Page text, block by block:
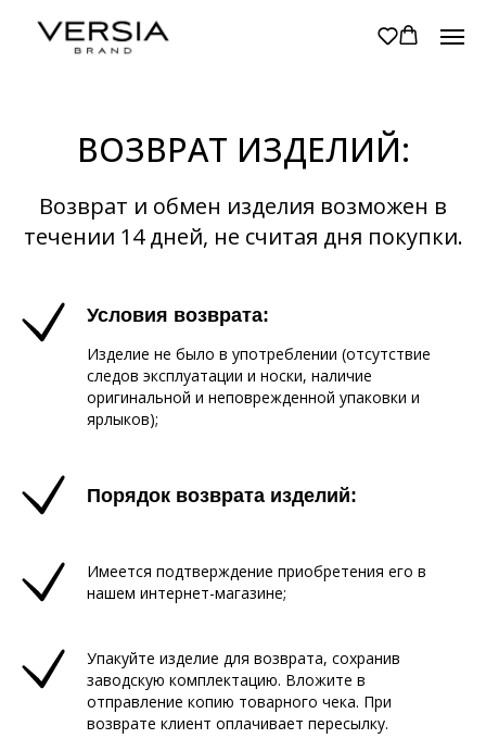
ВОЗВРАТ ИЗДЕЛИЙ:
Возврат и обмен изделия возможен в
течении 14 дней, не считая дня покупки.
Условия возврата:
Изделие не было в употреблении (отсутствие
следов эксплуатации и носки, наличие
оригинальной и неповрежденной упаковки и
ярлыков);
Порядок возврата изделий:
Имеется подтверждение приобретения его в
нашем интернет-магазине;
Упакуйте изделие для возврата, сохранив
заводскую комплектацию. Вложите в
отправление копию товарного чека. При
возврате клиент оплачивает пересылку.